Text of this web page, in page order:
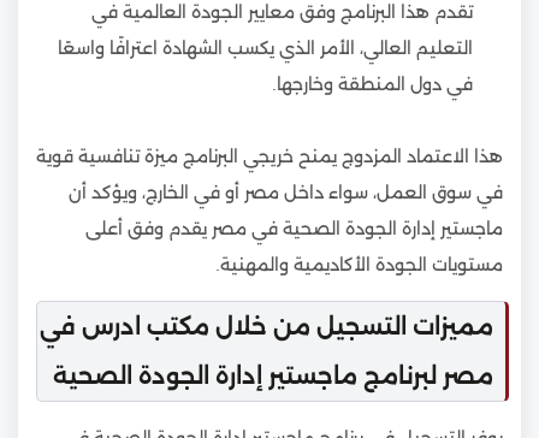
تقدم هذا البرنامج وفق معايير الجودة العالمية في
التعليم العالي، الأمر الذي يكسب الشهادة اعترافًا واسعًا
في دول المنطقة وخارجها.
هذا الاعتماد المزدوج يمنح خريجي البرنامج ميزة تنافسية قوية
في سوق العمل، سواء داخل مصر أو في الخارج، ويؤكد أن
ماجستير إدارة الجودة الصحية في مصر يقدم وفق أعلى
مستويات الجودة الأكاديمية والمهنية.
مميزات التسجيل من خلال مكتب ادرس في
مصر لبرنامج ماجستير إدارة الجودة الصحية